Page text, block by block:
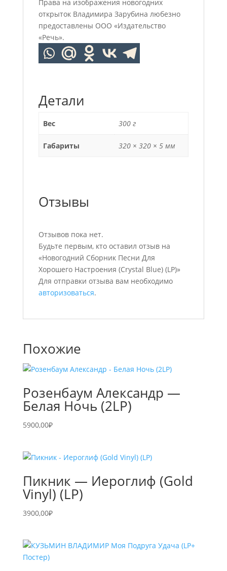
Права на изображения новогодних
открыток Владимира Зарубина любезно
предоставлены ООО «Издательство
«Речь».
Детали
Вес 300 г
Габариты 320 × 320 × 5 мм
Отзывы
Отзывов пока нет.
Будьте первым, кто оставил отзыв на
«Новогодний Сборник Песни Для
Хорошего Настроения (Crystal Blue) (LP)»
Для отправки отзыва вам необходимо
авторизоваться.
Похожие
Розенбаум Александр —
Белая Ночь (2LP)
5900,00₽
Пикник — Иероглиф (Gold
Vinyl) (LP)
3900,00₽